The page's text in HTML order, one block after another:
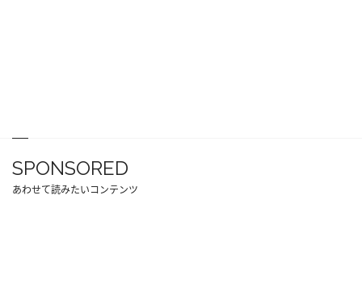
SPONSORED
あわせて読みたいコンテンツ